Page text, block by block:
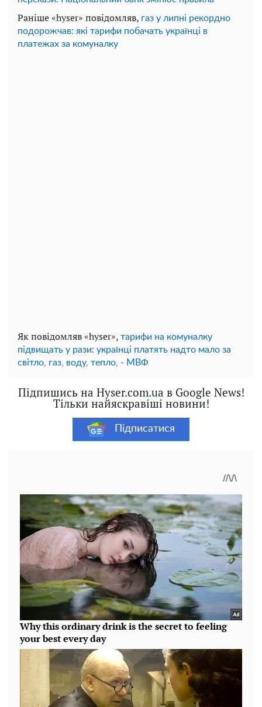
Раніше «hyser» повідомляв, газ у липні рекордно
подорожчав: які тарифи побачать українці в
платежах за комуналку
Як повідомляв «hyser», тарифи на комуналку
підвищать у рази: українці платять надто мало за
світло, газ, воду, тепло, - МВФ
Підпишись на Hyser.com.ua в Google News!
Тільки найяскравіші новини!
Підписатися